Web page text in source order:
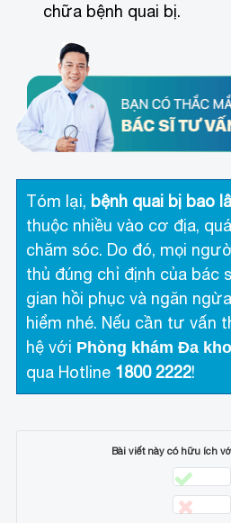
chữa bệnh quai bị.
Tóm lại, bệnh quai bị bao
thuộc nhiều vào cơ địa,
chăm sóc. Do đó, mọi
thủ đúng chỉ định của bác
gian hồi phục và ngăn
hiểm nhé. Nếu cần tư vấn
hệ với Phòng khám Đa
qua Hotline 1800 2222!
Bài viết này có hữu ích